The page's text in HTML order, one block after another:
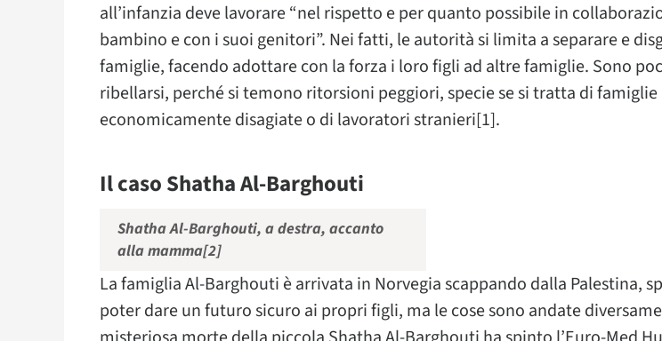
all’infanzia deve lavorare “nel rispetto e per quanto possibile in
bambino e con i suoi genitori”. Nei fatti, le autorità si limita a separare e
famiglie, facendo adottare con la forza i loro figli ad altre famiglie. Sono
ribellarsi, perché si temono ritorsioni peggiori, specie se si tratta di famiglie
economicamente disagiate o di lavoratori stranieri[1].
Il caso Shatha Al-Barghouti
Shatha Al-Barghouti, a destra, accanto
alla mamma[2]
La famiglia Al-Barghouti è arrivata in Norvegia scappando dalla Palestina,
poter dare un futuro sicuro ai propri figli, ma le cose sono andate